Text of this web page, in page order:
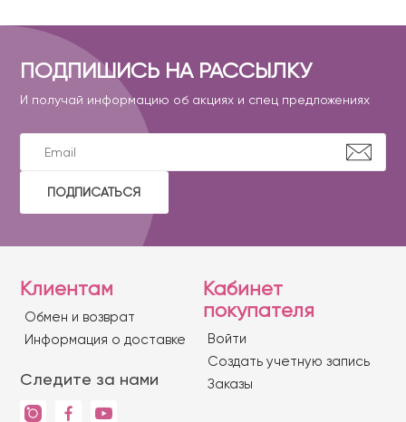
ПОДПИШИСЬ НА РАССЫЛКУ
И получай информацию об акциях и спец предложениях
ПОДПИСАТЬСЯ
Клиентам
Обмен и возврат
Информация о доставке
Следите за нами
Кабинет
покупателя
Войти
Создать учетную запись
Заказы